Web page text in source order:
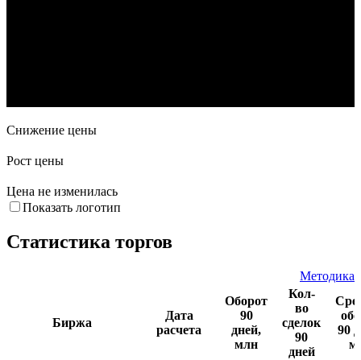
Снижение цены
Рост цены
Цена не изменилась
Показать логотип
Статистика торгов
Методика
Биржа
Дата
расчета
Оборот
90
дней,
млн
Кол-
во
сделок
90
дней
90